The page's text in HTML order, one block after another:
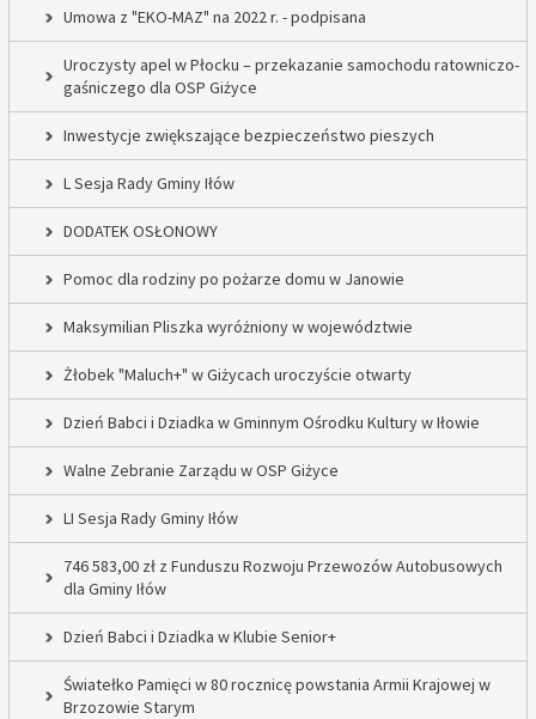
Umowa z "EKO-MAZ" na 2022 r. - podpisana
Uroczysty apel w Płocku – przekazanie samochodu ratowniczo-
gaśniczego dla OSP Giżyce
Inwestycje zwiększające bezpieczeństwo pieszych
L Sesja Rady Gminy Iłów
DODATEK OSŁONOWY
Pomoc dla rodziny po pożarze domu w Janowie
Maksymilian Pliszka wyróżniony w województwie
Żłobek "Maluch+" w Giżycach uroczyście otwarty
Dzień Babci i Dziadka w Gminnym Ośrodku Kultury w Iłowie
Walne Zebranie Zarządu w OSP Giżyce
LI Sesja Rady Gminy Iłów
746 583,00 zł z Funduszu Rozwoju Przewozów Autobusowych
dla Gminy Iłów
Dzień Babci i Dziadka w Klubie Senior+
Światełko Pamięci w 80 rocznicę powstania Armii Krajowej w
Brzozowie Starym